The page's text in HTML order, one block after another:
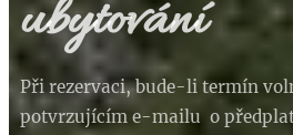
ubytování
Při rezervaci, bude-li termín
potvrzujícím e-mailu o